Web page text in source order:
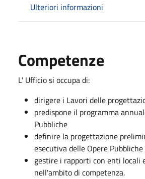
Ulteriori informazioni
Competenze
L' Ufficio si occupa di:
dirigere i Lavori delle
predispone il programma
Pubbliche
definire la progettazione
esecutiva delle Opere Pubbliche
gestire i rapporti con enti locali
nell'ambito di competenza.